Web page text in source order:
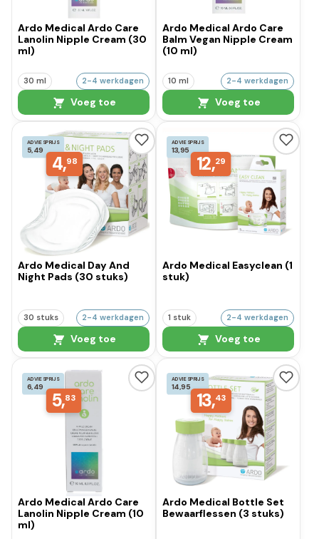
Ardo Medical Ardo Care
Lanolin Nipple Cream (30
ml)
30 ml 2-4 werkdagen
Voeg toe
Ardo Medical Ardo Care
Balm Vegan Nipple Cream
(10 ml)
10 ml 2-4 werkdagen
Voeg toe
ADVIESPRIJS
5,49
4,98
Ardo Medical Day And
Night Pads (30 stuks)
30 stuks 2-4 werkdagen
Voeg toe
ADVIESPRIJS
13,95
12,29
Ardo Medical Easyclean (1
stuk)
1 stuk 2-4 werkdagen
Voeg toe
ADVIESPRIJS
6,49
5,83
Ardo Medical Ardo Care
Lanolin Nipple Cream (10
ml)
ADVIESPRIJS
14,95
13,43
Ardo Medical Bottle Set
Bewaarflessen (3 stuks)